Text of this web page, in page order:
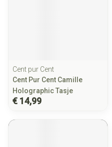
Cent pur Cent
Cent Pur Cent Camille
Holographic Tasje
€ 14,99